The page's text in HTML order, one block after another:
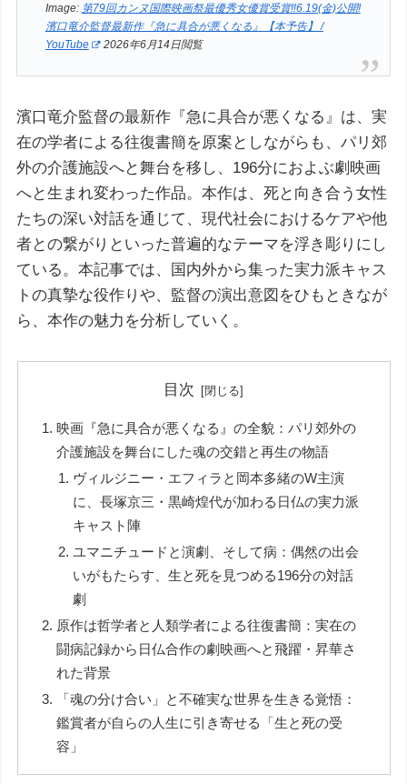
Image: 第79回カンヌ国際映画祭最優秀女優賞受賞‼6.19(金)公開!
濱口竜介監督最新作『急に具合が悪くなる』【本予告】 /
YouTube
2026年6月14日閲覧
濱口竜介監督の最新作『急に具合が悪くなる』は、実
在の学者による往復書簡を原案としながらも、パリ郊
外の介護施設へと舞台を移し、196分におよぶ劇映画
へと生まれ変わった作品。本作は、死と向き合う女性
たちの深い対話を通じて、現代社会におけるケアや他
者との繋がりといった普遍的なテーマを浮き彫りにし
ている。本記事では、国内外から集った実力派キャス
トの真摯な役作りや、監督の演出意図をひもときなが
ら、本作の魅力を分析していく。
目次
映画『急に具合が悪くなる』の全貌：パリ郊外の
介護施設を舞台にした魂の交錯と再生の物語
ヴィルジニー・エフィラと岡本多緒のW主演
に、長塚京三・黒崎煌代が加わる日仏の実力派
キャスト陣
ユマニチュードと演劇、そして病：偶然の出会
いがもたらす、生と死を見つめる196分の対話
劇
原作は哲学者と人類学者による往復書簡：実在の
闘病記録から日仏合作の劇映画へと飛躍・昇華さ
れた背景
「魂の分け合い」と不確実な世界を生きる覚悟：
鑑賞者が自らの人生に引き寄せる「生と死の受
容」